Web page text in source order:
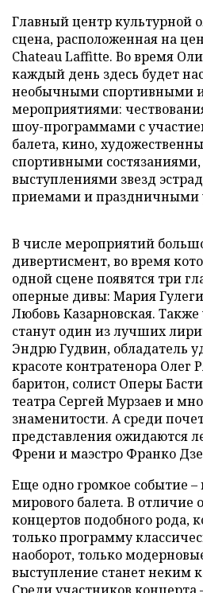
Главный центр культурной
сцена, расположенная на
Chateau Laffitte. Во время
каждый день здесь будет
необычными спортивными
мероприятиями:
шоу-программами с
балета, кино,
спортивными
выступлениями звезд
приемами и праздничными
В числе мероприятий
дивертисмент, во время
одной сцене появятся три
оперные дивы: Мария
Любовь Казарновская.
станут один из лучших
Эндрю Гудвин, обладатель
красоте контратенора
баритон, солист Оперы
театра Сергей Мурзаев и
знаменитости. А среди
представления ожидаются
Френи и маэстро Франко
Еще одно громкое событие –
мирового балета. В отличие
концертов подобного рода,
только программу
наоборот, только
выступление станет неким